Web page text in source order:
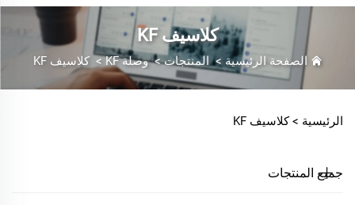
كلاسيف KF
الصفحة الرئيسية >المنتجات>وصلة KF >كلاسيف KF
الرئيسية > كلاسيف KF
جميع المنتجات